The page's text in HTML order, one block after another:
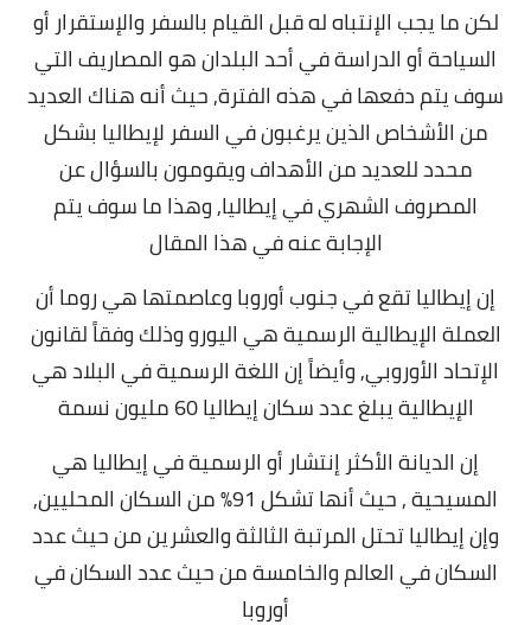
لكن ما يجب الإنتباه له قبل القيام بالسفر والإستقرار أو
السياحة أو الدراسة في أحد البلدان هو المصاريف التي
سوف يتم دفعها في هذه الفترة,حيث أنه هناك العديد
من الأشخاص الذين يرغبون في السفر لإيطاليا بشكل
محدد للعديد من الأهداف ويقومون بالسؤال عن
المصروف الشهري في إيطاليا, وهذا ما سوف يتم
الإجابة عنه في هذا المقال
إن إيطاليا تقع في جنوب أوروبا وعاصمتها هي روما أن
العملة الإيطالية الرسمية هي اليورو وذلك وفقاً لقانون
الإتحاد الأوروبي, وأيضاً إن اللغة الرسمية في البلاد هي
الإيطالية يبلغ عدد سكان إيطاليا 60 مليون نسمة
إن الديانة الأكثر إنتشار أو الرسمية في إيطاليا هي
المسيحية , حيث أنها تشكل 91% من السكان المحليين,
وإن إيطاليا تحتل المرتبة الثالثة والعشرين من حيث عدد
السكان في العالموالخامسة من حيث عدد السكان في
أوروبا